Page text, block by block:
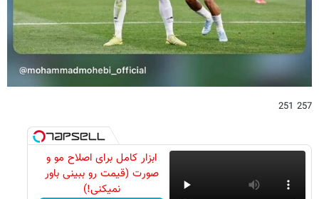
257 251
ابزار کامل برای اصلاح مو و
صورت (قیمت رو ببینی باور
نمیکنی!)